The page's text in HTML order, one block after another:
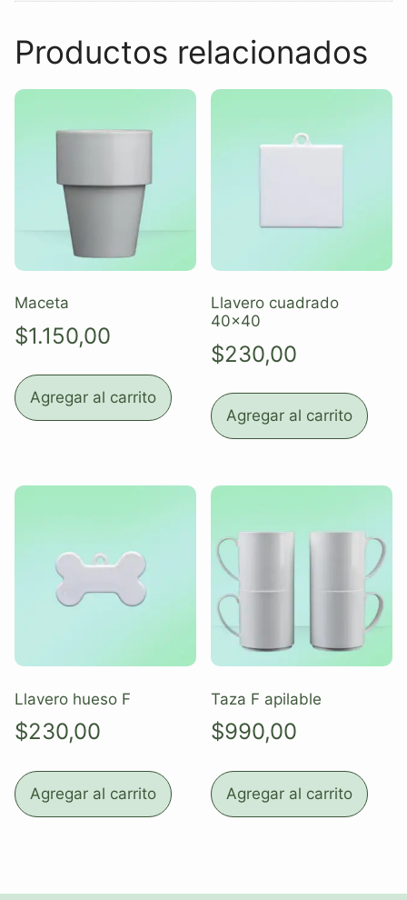
Productos relacionados
Maceta
$1.150,00
Agregar al carrito
Llavero cuadrado
40×40
$230,00
Agregar al carrito
Llavero hueso F
$230,00
Agregar al carrito
Taza F apilable
$990,00
Agregar al carrito